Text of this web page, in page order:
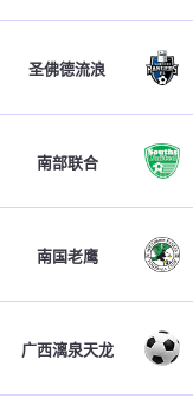
圣佛德流浪
南部联合
南国老鹰
广西漓泉天龙